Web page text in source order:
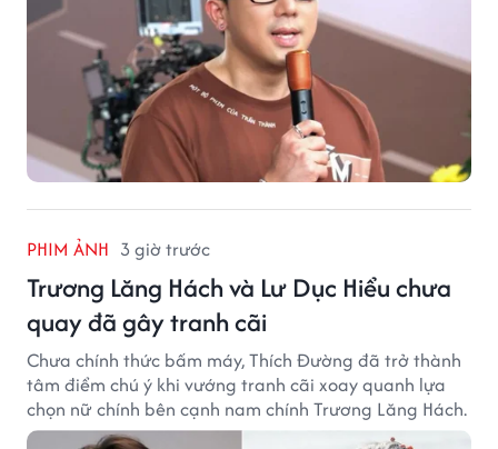
PHIM ẢNH 3 giờ trước
Trương Lăng Hách và Lư Dục Hiểu chưa
quay đã gây tranh cãi
Chưa chính thức bấm máy, Thích Đường đã trở thành
tâm điểm chú ý khi vướng tranh cãi xoay quanh lựa
chọn nữ chính bên cạnh nam chính Trương Lăng Hách.